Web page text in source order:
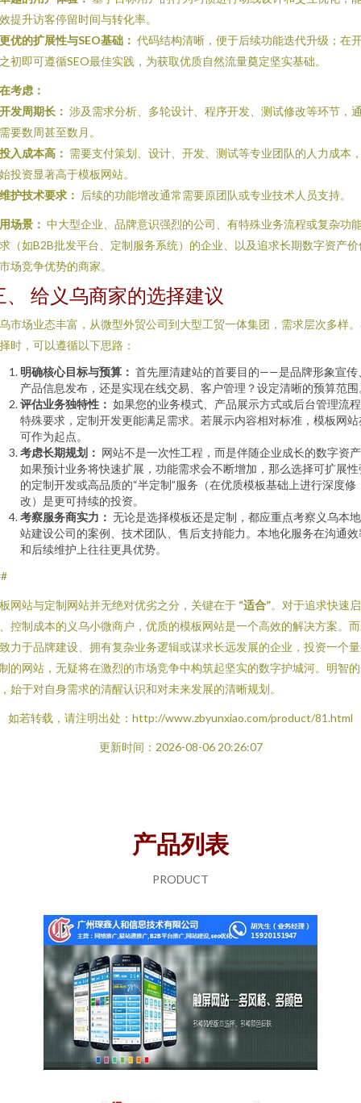
提升访客停留时间与转化率。
更优的扩展性与SEO基础： 代码结构清晰，便于后续功能迭代升级；在
初即可遵循SEO最佳实践，为获取优质自然流量奠定坚实基础。
考虑：
开发周期长： 涉及需求分析、多轮设计、程序开发、测试修改等环节，
要数周甚至数月。
投入成本高： 需要支付策划、设计、开发、测试等专业团队的人力成本
投资显著高于模板网站。
维护技术要求： 后续的功能增改通常需要原团队或专业技术人员支持。
场景： 中大型企业、品牌意识强烈的公司、有特殊业务流程或复杂功
（如B2B批发平台、定制服务系统）的企业、以及追求长期数字资产价
场竞争优势的商家。
、 给义乌商家的选择建议
市场业态丰富，从微型外贸公司到大型工贸一体集团，需求层次多样
时，可以遵循以下思路：
明确核心目标与预算： 首先厘清建站的首要目的——是品牌形象宣传
产品信息发布，还是实现在线交易、客户管理？设定清晰的预算范围
评估业务独特性： 如果您的业务模式、产品展示方式或后台管理流
特殊要求，定制开发更能满足需求。若展示内容相对标准，模板网站
可作为起点。
考虑长期规划： 网站不是一次性工程，而是伴随企业成长的数字资
如果预计业务将快速扩展，功能需求会不断增加，那么选择可扩展性
的定制开发或高品质的“半定制”服务（在优质模板基础上进行深度修
改）是更可持续的投资。
考察服务商实力： 无论是选择模板还是定制，都应重点考察义乌本
站建设公司的案例、技术团队、售后支持能力。本地化服务在沟通效
和后续维护上往往更具优势。
网站与定制网站并无绝对优劣之分，关键在于 “适合”。对于追求快速启
控制成本的义乌小微商户，优质的模板网站是一个高效的解决方案。
力于品牌建设、拥有复杂业务逻辑或谋求长远发展的企业，投资一个
的网站，无疑将在激烈的市场竞争中构筑起坚实的数字护城河。明智
始于对自身需求的清醒认识和对未来发展的清晰规划。
如若转载，请注明出处：http://www.zbyunxiao.com/product/81.html
更新时间：2026-08-06 20:26:07
产品列表
PRODUCT